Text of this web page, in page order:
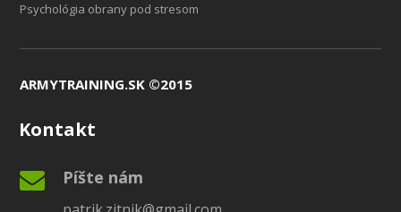
Psychológia obrany pod stresom
ARMYTRAINING.SK ©2015
Kontakt
Píšte nám